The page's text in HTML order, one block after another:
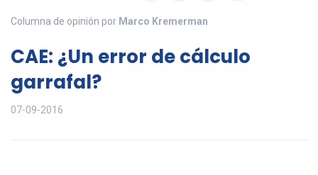
Columna de opinión por Marco Kremerman
CAE: ¿Un error de cálculo
garrafal?
07-09-2016